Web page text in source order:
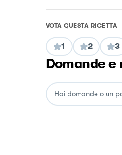
VOTA QUESTA RICETTA
1 2 3
Domande e